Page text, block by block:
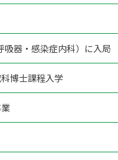
吸器・感染症内科）に入局
博士課程入学